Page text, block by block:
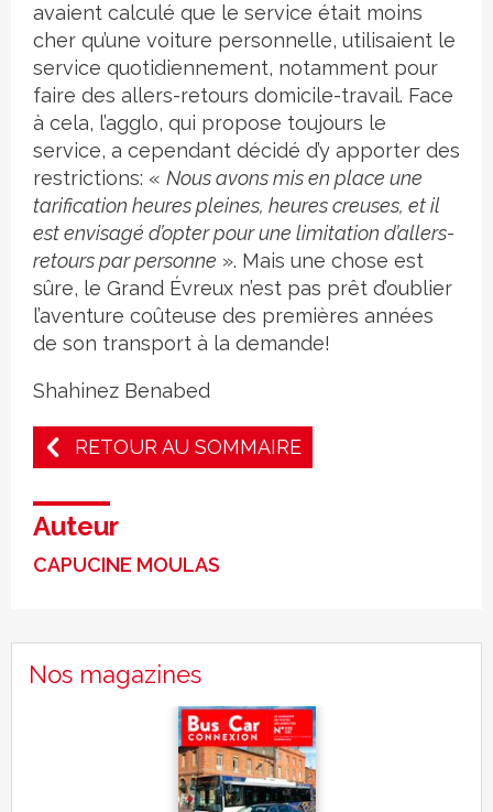
avaient calculé que le service était moins
cher qu’une voiture personnelle, utilisaient le
service quotidiennement, notamment pour
faire des allers-retours domicile-travail. Face
à cela, l’agglo, qui propose toujours le
service, a cependant décidé d’y apporter des
restrictions: « Nous avons mis en place une
tarification heures pleines, heures creuses, et il
est envisagé d’opter pour une limitation d’allers-
retours par personne ». Mais une chose est
sûre, le Grand Évreux n’est pas prêt d’oublier
l’aventure coûteuse des premières années
de son transport à la demande!
Shahinez Benabed
RETOUR AU SOMMAIRE
Auteur
CAPUCINE MOULAS
Nos magazines